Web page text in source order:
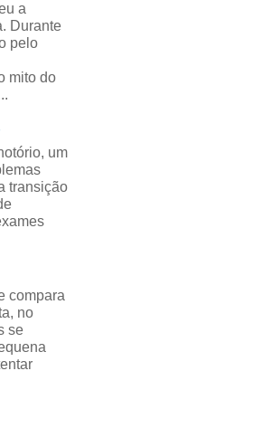
a
Durante
pelo
mito do
um
transição
compara
no
se